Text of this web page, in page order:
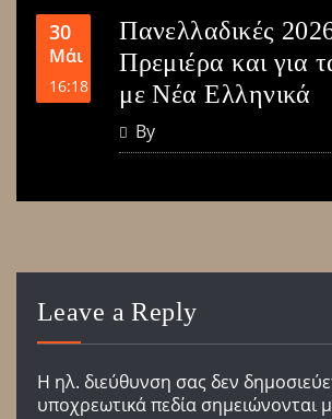
30
Μάι
16:18
Πανελλαδικές
Πρεμιέρα και για
με Νέα Ελληνικά
By
Leave a Reply
Η ηλ. διεύθυνση σας δεν
υποχρεωτικά πεδία σημειώνονται